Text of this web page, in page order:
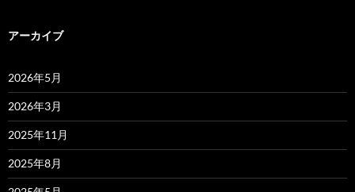
アーカイブ
2026年5月
2026年3月
2025年11月
2025年8月